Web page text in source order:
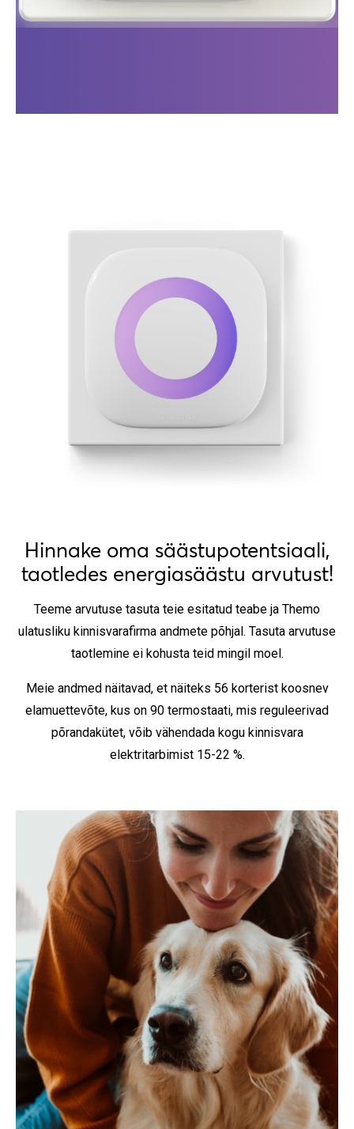
Hinnake oma säästupotentsiaali,
taotledes energiasäästu arvutust!
Teeme arvutuse tasuta teie esitatud teabe ja Themo
ulatusliku kinnisvarafirma andmete põhjal. Tasuta arvutuse
taotlemine ei kohusta teid mingil moel.
Meie andmed näitavad, et näiteks 56 korterist koosnev
elamuettevõte, kus on 90 termostaati, mis reguleerivad
põrandakütet, võib vähendada kogu kinnisvara
elektritarbimist 15-22 %.